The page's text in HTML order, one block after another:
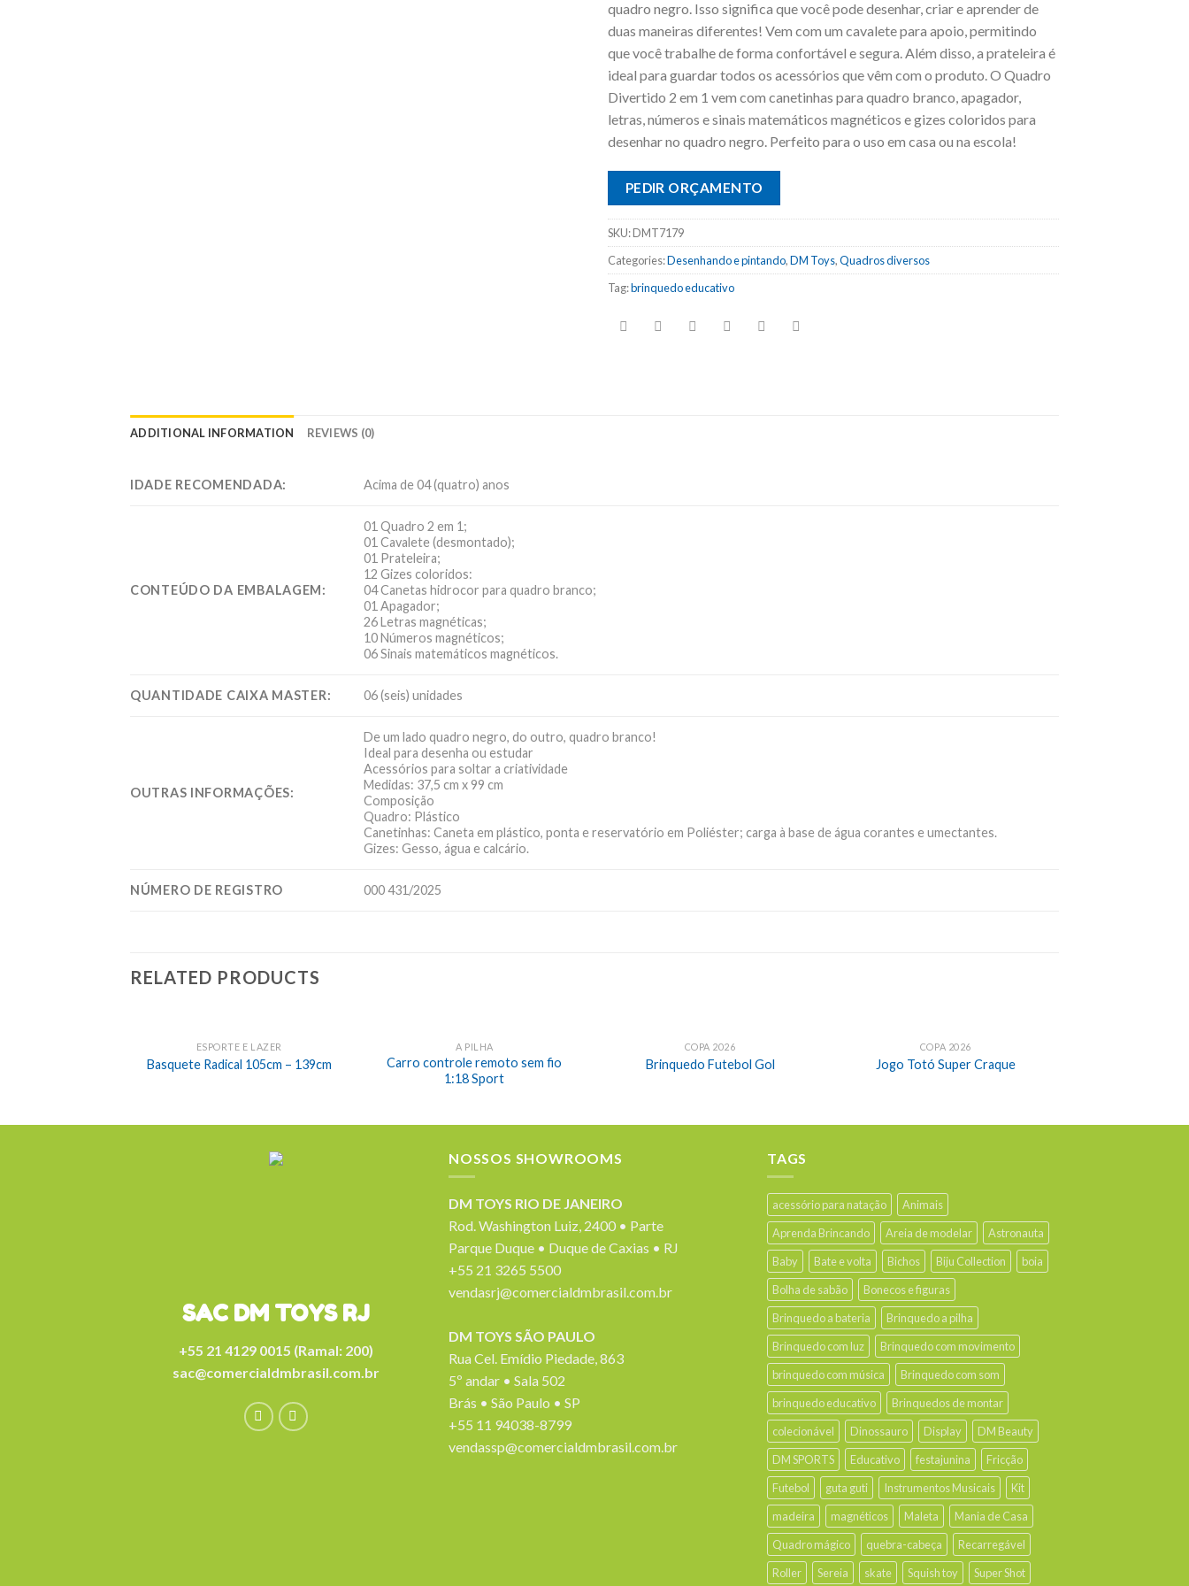
quadro negro. Isso significa que você pode desenhar, criar e aprender de
duas maneiras diferentes! Vem com um cavalete para apoio, permitindo
que você trabalhe de forma confortável e segura. Além disso, a prateleira é
ideal para guardar todos os acessórios que vêm com o produto. O Quadro
Divertido 2 em 1 vem com canetinhas para quadro branco, apagador,
letras, números e sinais matemáticos magnéticos e gizes coloridos para
desenhar no quadro negro. Perfeito para o uso em casa ou na escola!
PEDIR ORÇAMENTO
SKU:DMT7179
Categories:Desenhando e pintando,DM Toys,Quadros diversos
Tag:brinquedo educativo
ADDITIONAL INFORMATION REVIEWS (0)
IDADE RECOMENDADA: Acima de 04 (quatro) anos
CONTEÚDO DA EMBALAGEM:
01 Quadro 2 em 1;
01 Cavalete (desmontado);
01 Prateleira;
12 Gizes coloridos:
04 Canetas hidrocor para quadro branco;
01 Apagador;
26 Letras magnéticas;
10 Números magnéticos;
06 Sinais matemáticos magnéticos.
QUANTIDADE CAIXA MASTER: 06 (seis) unidades
OUTRAS INFORMAÇÕES:
De um lado quadro negro, do outro, quadro branco!
Ideal para desenha ou estudar
Acessórios para soltar a criatividade
Medidas: 37,5 cm x 99 cm
Composição
Quadro: Plástico
Canetinhas: Caneta em plástico, ponta e reservatório em Poliéster; carga à base de água corantes e umectantes.
Gizes: Gesso, água e calcário.
NÚMERO DE REGISTRO 000 431/2025
RELATED PRODUCTS
ESPORTE E LAZER
Basquete Radical 105cm – 139cm
A PILHA
Carro controle remoto sem fio
1:18 Sport
COPA 2026
Brinquedo Futebol Gol
COPA 2026
Jogo Totó Super Craque
SAC DM TOYS RJ
+55 21 4129 0015 (Ramal: 200)
sac@comercialdmbrasil.com.br
NOSSOS SHOWROOMS
DM TOYS RIO DE JANEIRO
Rod. Washington Luiz, 2400 • Parte
Parque Duque • Duque de Caxias • RJ
+55 21 3265 5500
vendasrj@comercialdmbrasil.com.br
DM TOYS SÃO PAULO
Rua Cel. Emídio Piedade, 863
5º andar • Sala 502
Brás • São Paulo • SP
+55 11 94038-8799
vendassp@comercialdmbrasil.com.br
TAGS
acessório para natação
Animais
Aprenda Brincando
Areia de modelar
Astronauta
Baby
Bate e volta Bichos Biju Collection
boia
Bolha de sabão
Bonecos e figuras
Brinquedo a bateria
Brinquedo a pilha
Brinquedo com luz
Brinquedo com movimento
brinquedo com música
Brinquedo com som
brinquedo educativo
Brinquedos de montar
colecionável
Dinossauro Display
DM Beauty
DM SPORTS
Educativo festajunina
Fricção
Futebol
guta guti Instrumentos Musicais
Kit
madeira
magnéticos Maleta
Mania de Casa
Quadro mágico
quebra-cabeça
Recarregável
Roller
Sereia skate Squish toy Super Shot